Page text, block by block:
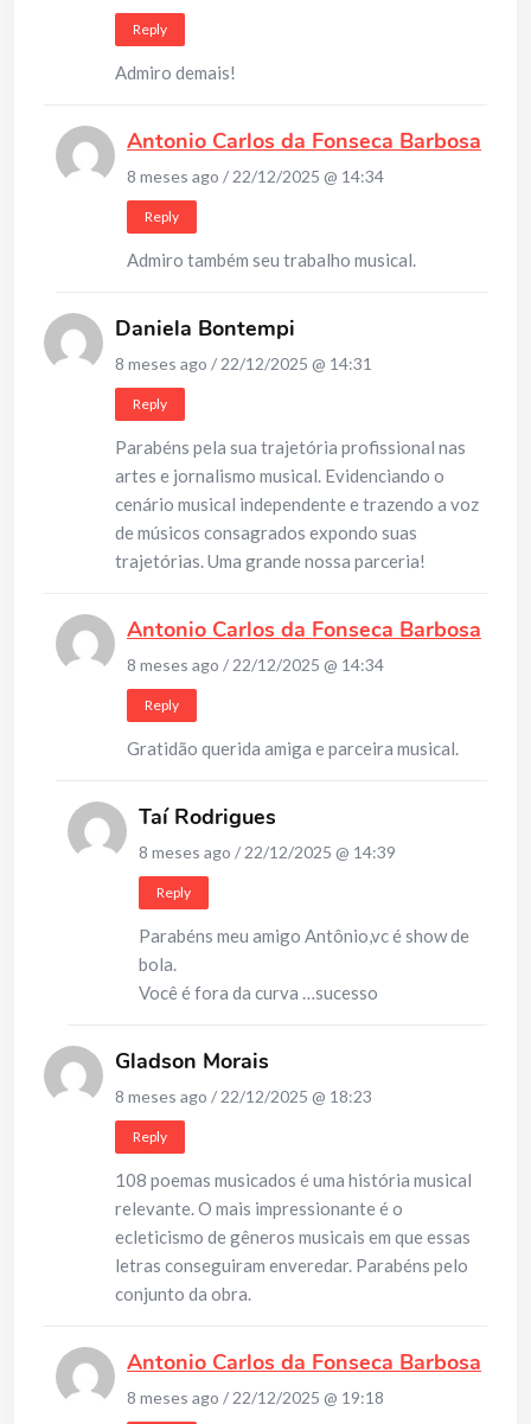
Reply
Admiro demais!
Antonio Carlos da Fonseca Barbosa
8 meses ago / 22/12/2025 @ 14:34
Reply
Admiro também seu trabalho musical.
Daniela Bontempi
8 meses ago / 22/12/2025 @ 14:31
Reply
Parabéns pela sua trajetória profissional nas
artes e jornalismo musical. Evidenciando o
cenário musical independente e trazendo a voz
de músicos consagrados expondo suas
trajetórias. Uma grande nossa parceria!
Antonio Carlos da Fonseca Barbosa
8 meses ago / 22/12/2025 @ 14:34
Reply
Gratidão querida amiga e parceira musical.
Taí Rodrigues
8 meses ago / 22/12/2025 @ 14:39
Reply
Parabéns meu amigo Antônio,vc é show de
bola.
Você é fora da curva …sucesso
Gladson Morais
8 meses ago / 22/12/2025 @ 18:23
Reply
108 poemas musicados é uma história musical
relevante. O mais impressionante é o
ecleticismo de gêneros musicais em que essas
letras conseguiram enveredar. Parabéns pelo
conjunto da obra.
Antonio Carlos da Fonseca Barbosa
8 meses ago / 22/12/2025 @ 19:18